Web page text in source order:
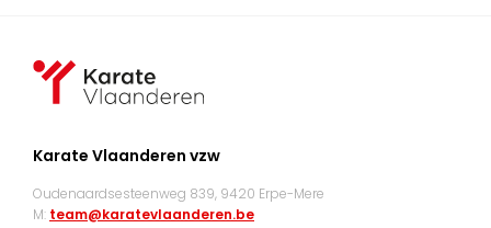
Karate Vlaanderen vzw
Oudenaardsesteenweg 839, 9420 Erpe-Mere
M: team@karatevlaanderen.be